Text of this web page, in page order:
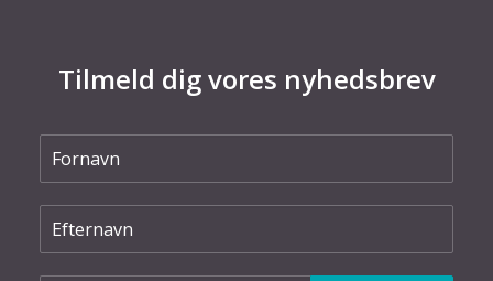
Tilmeld dig vores nyhedsbrev